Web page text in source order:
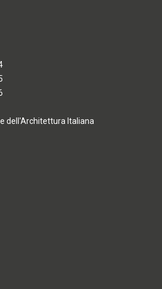
dell'Architettura Italiana